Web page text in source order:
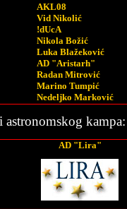
AKL08
Vid Nikolić
!dUcA
Nikola Božić
Luka Blažeković
AD "Aristarh"
Radan Mitrović
Marino Tumpić
Nedeljko Marković
astronomskog kampa:
AD "Lira"